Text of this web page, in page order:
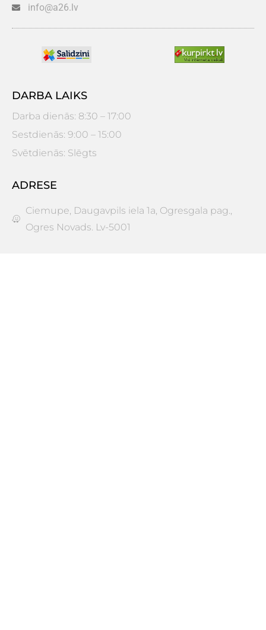
info@a26.lv
DARBA LAIKS
Darba dienās: 8:30 – 17:00
Sestdienās: 9:00 – 15:00
Svētdienās: Slēgts
ADRESE
Ciemupe, Daugavpils iela 1a, Ogresgala pag.,
Ogres Novads. Lv-5001